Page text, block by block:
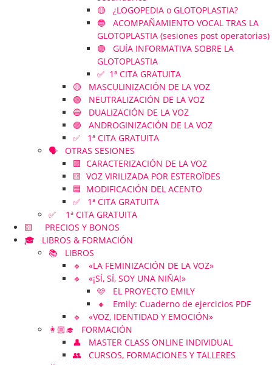
🟡 ¿LOGOPEDIA o GLOTOPLASTIA?
🔵 ACOMPAÑAMIENTO VOCAL TRAS LA
GLOTOPLASTIA (sesiones post operatorias)
🟣 GUÍA INFORMATIVA SOBRE LA
GLOTOPLASTIA
✅ 1ª CITA GRATUITA
🟡 MASCULINIZACIÓN DE LA VOZ
🟢 NEUTRALIZACIÓN DE LA VOZ
🔵 DUALIZACIÓN DE LA VOZ
🟣 ANDROGINIZACIÓN DE LA VOZ
✅ 1ª CITA GRATUITA
🗣️ OTRAS SESIONES
🟪 CARACTERIZACIÓN DE LA VOZ
🟨 VOZ VIRILIZADA POR ESTEROÏDES
🟦 MODIFICACIÓN DEL ACENTO
✅ 1ª CITA GRATUITA
✅ 1ª CITA GRATUITA
🟨 PRECIOS Y BONOS
🎓 LIBROS & FORMACIÓN
📚 LIBROS
🔹 «LA FEMINIZACIÓN DE LA VOZ»
🔹 «¡SÍ, SÍ, SOY UNA NIÑA!»
🩷 EL PROYECTO EMILY
🔸 Emily: Cuaderno de ejercicios PDF
🔹 «VOZ, IDENTIDAD Y EMOCIÓN»
👩🏼‍🎓 FORMACIÓN
👤 MASTER CLASS ONLINE INDIVIDUAL
👥 CURSOS, FORMACIONES Y TALLERES